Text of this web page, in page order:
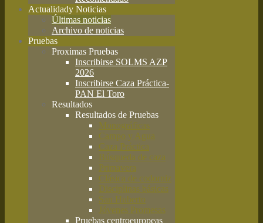
Actualidady Noticias
Últimas noticias
Archivo de noticias
Pruebas
Proximas Pruebas
Inscribirse SOLMS AZP
2026
Inscribirse Caza Práctica-
PAN El Toro
Resultados
Resultados de Pruebas
Monográficas
Campo y Agua
Caza Práctica
Búsqueda de caza
Primavera
Clásica de codorniz
Disciplinas básicas
San Huberto
Jóvenes Promesas
Pruebas centroeuropeas